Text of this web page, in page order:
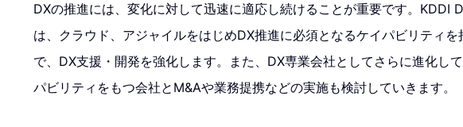
DXの推進には、変化に対して迅速に適応し続けることが重要です。
は、クラウド、アジャイルをはじめDX推進に必須となるケイパビリティを
で、DX支援・開発を強化します。また、DX専業会社としてさらに進化し
パビリティをもつ会社とM&Aや業務提携などの実施も検討していきます。